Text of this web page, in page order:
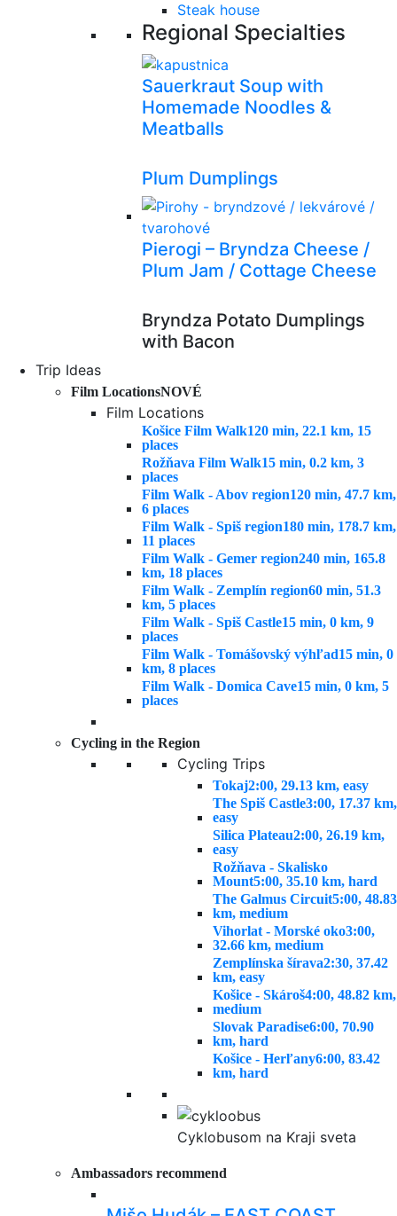
Steak house
Regional Specialties
Sauerkraut Soup with
Homemade Noodles &
Meatballs
Plum Dumplings
Pierogi – Bryndza Cheese /
Plum Jam / Cottage Cheese
Bryndza Potato Dumplings
with Bacon
Trip Ideas
Film LocationsNOVÉ
Film Locations
Košice Film Walk120 min, 22.1 km, 15
places
Rožňava Film Walk15 min, 0.2 km, 3
places
Film Walk - Abov region120 min, 47.7 km,
6 places
Film Walk - Spiš region180 min, 178.7 km,
11 places
Film Walk - Gemer region240 min, 165.8
km, 18 places
Film Walk - Zemplín region60 min, 51.3
km, 5 places
Film Walk - Spiš Castle15 min, 0 km, 9
places
Film Walk - Tomášovský výhľad15 min, 0
km, 8 places
Film Walk - Domica Cave15 min, 0 km, 5
places
Cycling in the Region
Cycling Trips
Tokaj2:00, 29.13 km, easy
The Spiš Castle3:00, 17.37 km,
easy
Silica Plateau2:00, 26.19 km,
easy
Rožňava - Skalisko
Mount5:00, 35.10 km, hard
The Galmus Circuit5:00, 48.83
km, medium
Vihorlat - Morské oko3:00,
32.66 km, medium
Zemplínska šírava2:30, 37.42
km, easy
Košice - Skároš4:00, 48.82 km,
medium
Slovak Paradise6:00, 70.90
km, hard
Košice - Herľany6:00, 83.42
km, hard
Cyklobusom na Kraji sveta
Ambassadors recommend